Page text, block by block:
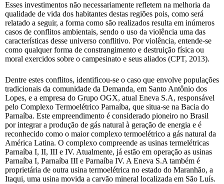
Esses investimentos não necessariamente refletem na melhoria da
qualidade de vida dos habitantes destas regiões pois, como será
relatado a seguir, a forma como são realizados resulta em inúmeros
casos de conflitos ambientais, sendo o uso da violência uma das
características desse universo conflitivo. Por violência, entende-se
como qualquer forma de constrangimento e destruição física ou
moral exercidos sobre o campesinato e seus aliados (CPT, 2013).
Dentre estes conflitos, identificou-se o caso que envolve populações
tradicionais da comunidade da Demanda, em Santo Antônio dos
Lopes, e a empresa do Grupo OGX, atual Eneva S.A, responsável
pelo Complexo Termoelétrico Parnaíba, que situa-se na Bacia do
Parnaíba. Este empreendimento é considerado pioneiro no Brasil
por integrar a produção de gás natural à geração de energia e é
reconhecido como o maior complexo termoelétrico a gás natural da
América Latina. O complexo compreende as usinas termelétricas
Parnaíba I, II, III e IV. Atualmente, já estão em operação as usinas
Parnaíba I, Parnaíba III e Parnaíba IV. A Eneva S.A também é
proprietária de outra usina termoelétrica no estado do Maranhão, a
Itaqui, uma usina movida a carvão mineral localizada em São Luís.